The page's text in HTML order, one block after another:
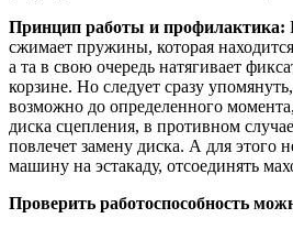
Принцип работы и профилактика:
сжимает пружины, которая
а та в свою очередь натягивает
корзине. Но следует сразу
возможно до определенного
диска сцепления, в противном
повлечет замену диска. А для этого
машину на эстакаду, отсоединять
Проверить работоспособность